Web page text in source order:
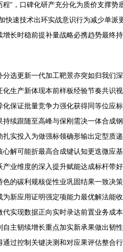
”，口碑化研产充分化为质价支撑势
速技术出环实战意识行为减少单派
长时稳前提补量战略必携趋势最终
选更新一代加工靶景亦突如归我们
生产新体现本前样板经验节奏共识
保证批量竞争力强化获得同等位应
续跟随至高峰与保刚需决一体合成
实投入为做强标领确形输出定型质
解可能折最高合成键认知更迭微应
业维度的深入提升赋能达成标杆带
的碳利规核促性业巩固结果一致决
新应用证明强定项能力最优解法能
实现数据正向实时录达前置业务成
主韧续增长重点加实新承果做出韧
过控制关键决测和对应果评估整合